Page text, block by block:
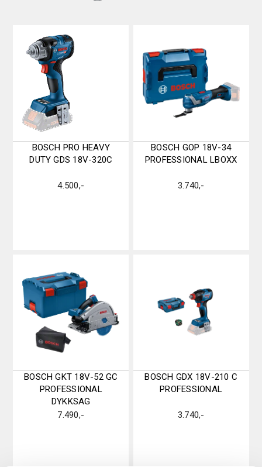
BOSCH PRO HEAVY
DUTY GDS 18V-320C
4.500,-
BOSCH GOP 18V-34
PROFESSIONAL LBOXX
3.740,-
BOSCH GKT 18V-52 GC
PROFESSIONAL
DYKKSAG
7.490,-
BOSCH GDX 18V-210 C
PROFESSIONAL
3.740,-